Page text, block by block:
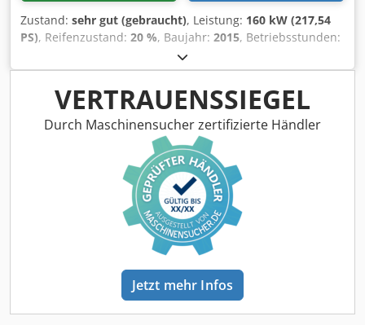
Zustand: sehr gut (gebraucht), Leistung: 160 kW (217,54
PS), Reifenzustand: 20 %, Baujahr: 2015, Betriebsstunden:
Kabine, Klimaanlage
Stampffußwalze Baujahr: 2015 Betriebsstunden: 4.068 std
ROPS Klimaanlage Radio Dkodpfoy I Uppsx Ak Ejr
Rückfahrkamera Reifengroße 23.1-26 - ca 40% erhalten
Deutz Motor mit 150 kW CE / EPA Einsatzgewicht: 21 to.
VERTRAUENSSIEGEL
Durch Maschinensucher zertifizierte Händler
Jetzt mehr Infos